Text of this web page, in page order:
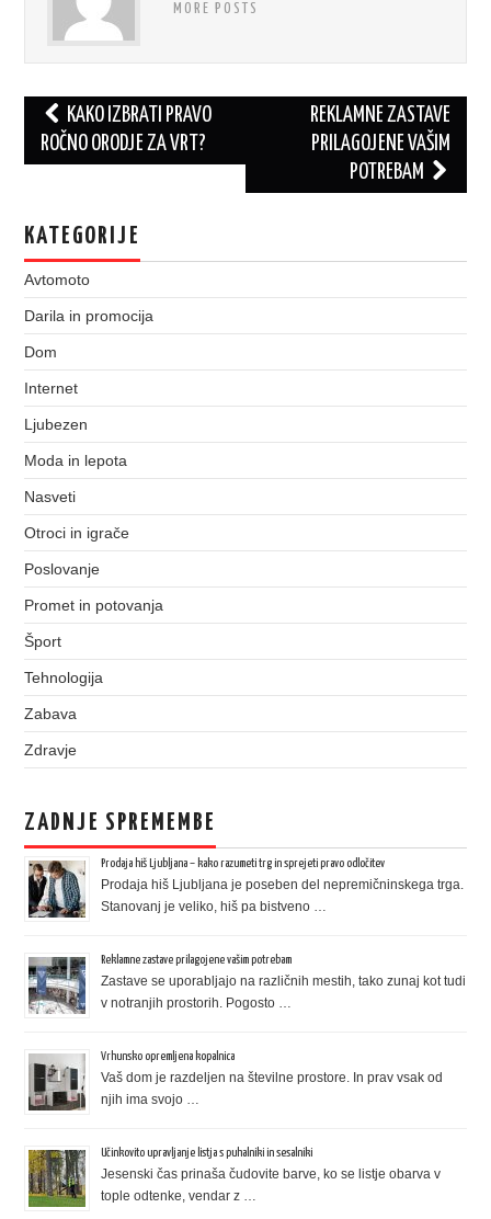
MORE POSTS
Post
navigation
KAKO IZBRATI PRAVO
ROČNO ORODJE ZA VRT?
REKLAMNE ZASTAVE
PRILAGOJENE VAŠIM
POTREBAM
KATEGORIJE
Avtomoto
Darila in promocija
Dom
Internet
Ljubezen
Moda in lepota
Nasveti
Otroci in igrače
Poslovanje
Promet in potovanja
Šport
Tehnologija
Zabava
Zdravje
ZADNJE SPREMEMBE
Prodaja hiš Ljubljana – kako razumeti trg in sprejeti pravo odločitev
Prodaja hiš Ljubljana je poseben del nepremičninskega trga.
Stanovanj je veliko, hiš pa bistveno …
Reklamne zastave prilagojene vašim potrebam
Zastave se uporabljajo na različnih mestih, tako zunaj kot tudi
v notranjih prostorih. Pogosto …
Vrhunsko opremljena kopalnica
Vaš dom je razdeljen na številne prostore. In prav vsak od
njih ima svojo …
Učinkovito upravljanje listja s puhalniki in sesalniki
Jesenski čas prinaša čudovite barve, ko se listje obarva v
tople odtenke, vendar z …